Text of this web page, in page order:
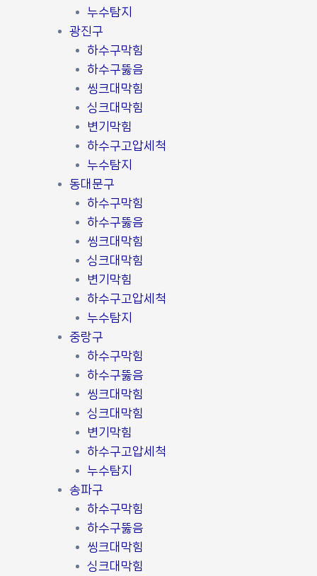
누수탐지
광진구
하수구막힘
하수구뚫음
씽크대막힘
싱크대막힘
변기막힘
하수구고압세척
누수탐지
동대문구
하수구막힘
하수구뚫음
씽크대막힘
싱크대막힘
변기막힘
하수구고압세척
누수탐지
중랑구
하수구막힘
하수구뚫음
씽크대막힘
싱크대막힘
변기막힘
하수구고압세척
누수탐지
송파구
하수구막힘
하수구뚫음
씽크대막힘
싱크대막힘